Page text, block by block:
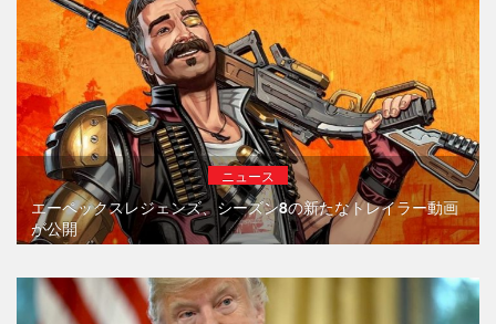
ニュース
エーペックスレジェンズ、シーズン8の新たなトレイラー動画
が公開